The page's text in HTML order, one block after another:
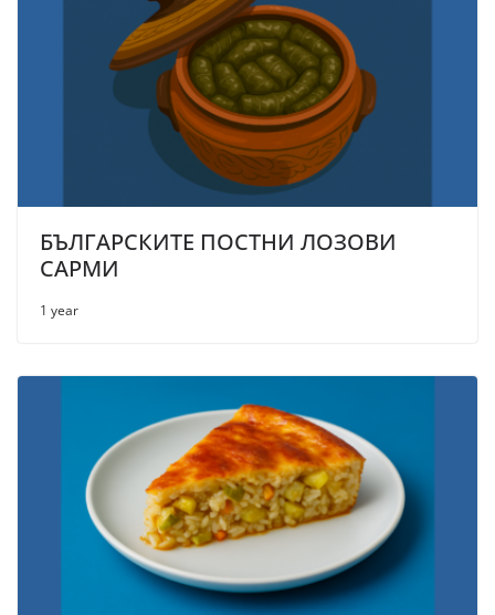
БЪЛГАРСКИТЕ ПОСТНИ ЛОЗОВИ
САРМИ
1 year